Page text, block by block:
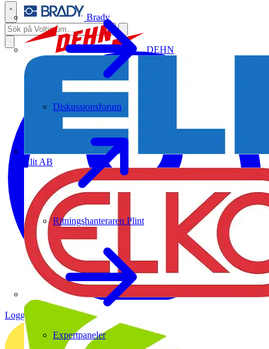
Brady
DEHN
Elit AB
Diskussionsforum
Ritningshanteraren Plint
Expertpaneler
Logga in Registrera dig